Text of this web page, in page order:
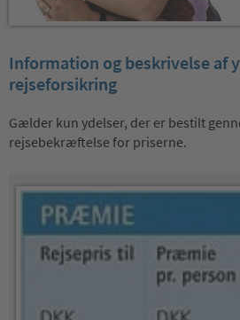
Information og beskrivelse af
rejseforsikring
Gælder kun ydelser, der er bestilt
rejsebekræftelse for priserne.